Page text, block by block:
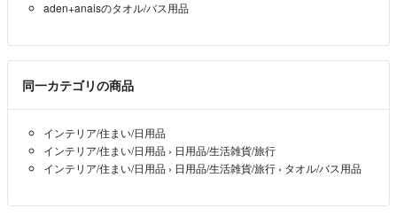
aden+anaisのタオル/バス用品
同一カテゴリの商品
インテリア/住まい/日用品
インテリア/住まい/日用品 › 日用品/生活雑貨/旅行
インテリア/住まい/日用品 › 日用品/生活雑貨/旅行 › タオル/バス用品